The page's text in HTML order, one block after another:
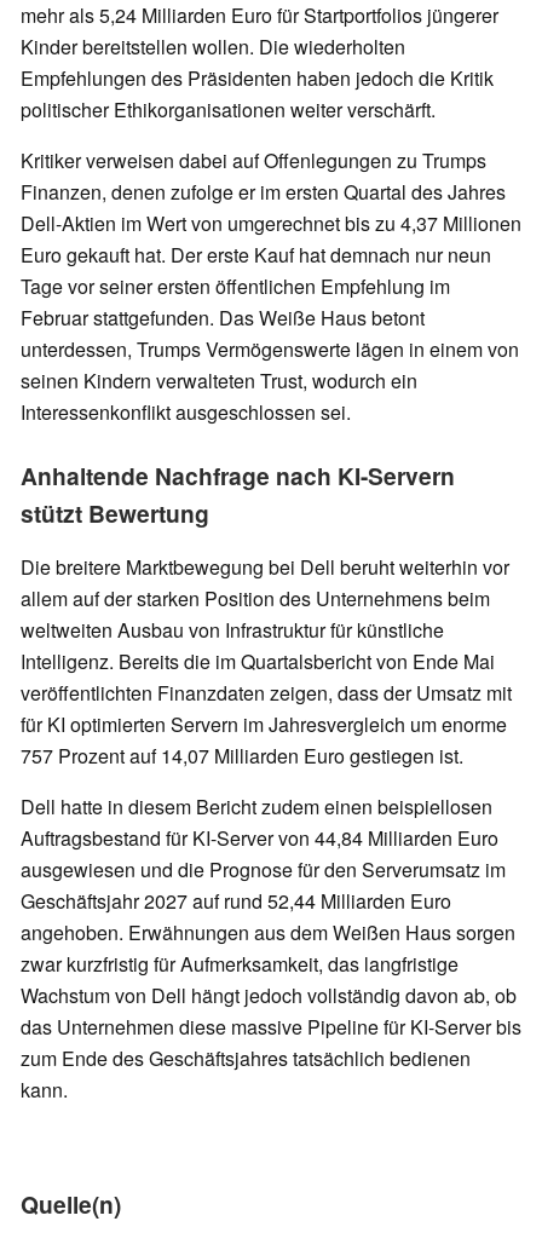
mehr als 5,24 Milliarden Euro für Startportfolios jüngerer
Kinder bereitstellen wollen. Die wiederholten
Empfehlungen des Präsidenten haben jedoch die Kritik
politischer Ethikorganisationen weiter verschärft.
Kritiker verweisen dabei auf Offenlegungen zu Trumps
Finanzen, denen zufolge er im ersten Quartal des Jahres
Dell-Aktien im Wert von umgerechnet bis zu 4,37 Millionen
Euro gekauft hat. Der erste Kauf hat demnach nur neun
Tage vor seiner ersten öffentlichen Empfehlung im
Februar stattgefunden. Das Weiße Haus betont
unterdessen, Trumps Vermögenswerte lägen in einem von
seinen Kindern verwalteten Trust, wodurch ein
Interessenkonflikt ausgeschlossen sei.
Anhaltende Nachfrage nach KI-Servern
stützt Bewertung
Die breitere Marktbewegung bei Dell beruht weiterhin vor
allem auf der starken Position des Unternehmens beim
weltweiten Ausbau von Infrastruktur für künstliche
Intelligenz. Bereits die im Quartalsbericht von Ende Mai
veröffentlichten Finanzdaten zeigen, dass der Umsatz mit
für KI optimierten Servern im Jahresvergleich um enorme
757 Prozent auf 14,07 Milliarden Euro gestiegen ist.
Dell hatte in diesem Bericht zudem einen beispiellosen
Auftragsbestand für KI-Server von 44,84 Milliarden Euro
ausgewiesen und die Prognose für den Serverumsatz im
Geschäftsjahr 2027 auf rund 52,44 Milliarden Euro
angehoben. Erwähnungen aus dem Weißen Haus sorgen
zwar kurzfristig für Aufmerksamkeit, das langfristige
Wachstum von Dell hängt jedoch vollständig davon ab, ob
das Unternehmen diese massive Pipeline für KI-Server bis
zum Ende des Geschäftsjahres tatsächlich bedienen
kann.
Quelle(n)